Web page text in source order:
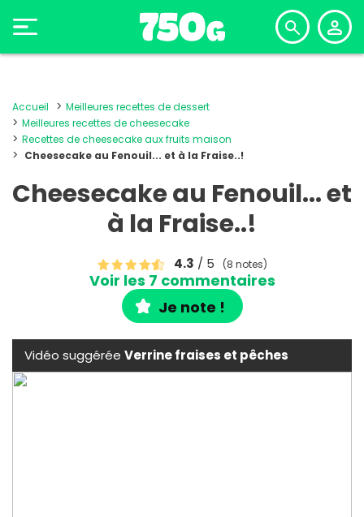
Accueil
Meilleures recettes de dessert
Meilleures recettes de cheesecake
Recettes de cheesecake aux fruits maison
Cheesecake au Fenouil... et à la Fraise..!
Cheesecake au Fenouil... et
à la Fraise..!
4.3 / 5 (8 notes)
Voir les 7 commentaires
Je note !
Vidéo suggérée Verrine fraises et pêches